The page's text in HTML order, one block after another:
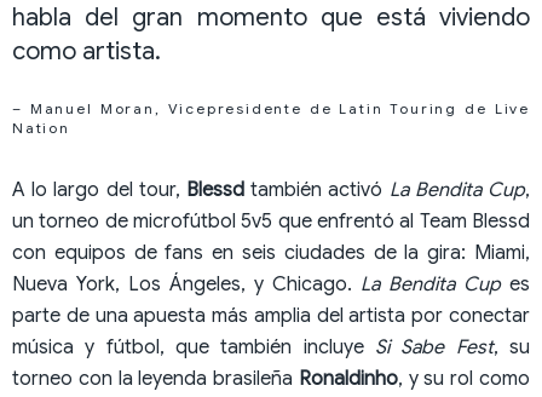
habla del gran momento que está viviendo
como artista.
– Manuel Moran, Vicepresidente de Latin Touring de Live
Nation
A lo largo del tour, Blessd también activó La Bendita Cup,
un torneo de microfútbol 5v5 que enfrentó al Team Blessd
con equipos de fans en seis ciudades de la gira: Miami,
Nueva York, Los Ángeles, y Chicago. La Bendita Cupes
parte de una apuesta más amplia del artista por conectar
música y fútbol, que también incluye Si Sabe Fest, su
torneo con la leyenda brasileña Ronaldinho, y su rol como